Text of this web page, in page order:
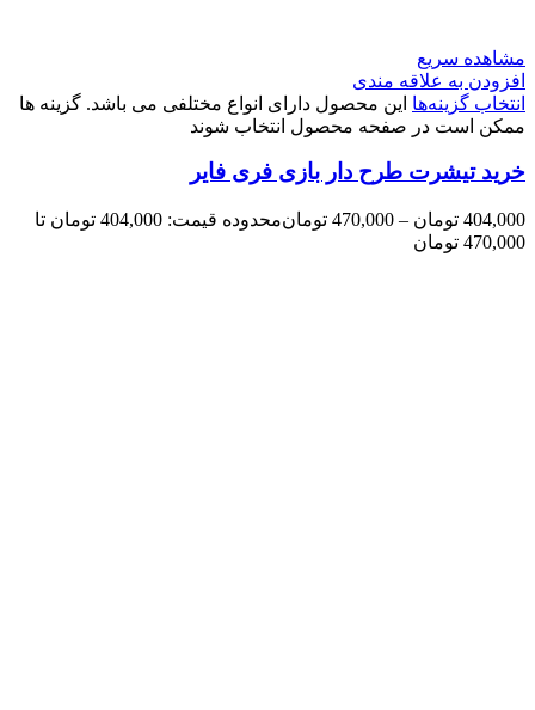
مشاهده سریع
افزودن به علاقه مندی
انتخاب گزینه‌ها این محصول دارای انواع مختلفی می باشد. گزینه ها
ممکن است در صفحه محصول انتخاب شوند
خرید تیشرت طرح دار بازی فری فایر
404,000 تومان –
470,000 تومان
محدوده قیمت: 404,000 تومان تا
470,000 تومان